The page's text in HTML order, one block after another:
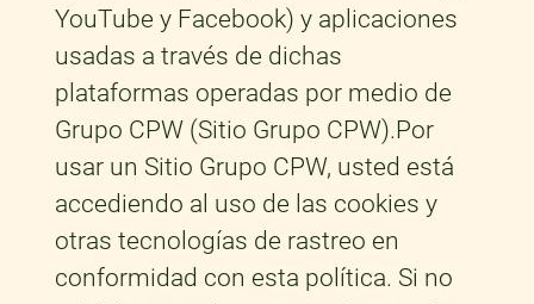
YouTube y Facebook) y aplicaciones
usadas a través de dichas
plataformas operadas por medio de
Grupo CPW (Sitio Grupo CPW).Por
usar un Sitio Grupo CPW, usted está
accediendo al uso de las cookies y
otras tecnologías de rastreo en
conformidad con esta política. Si no